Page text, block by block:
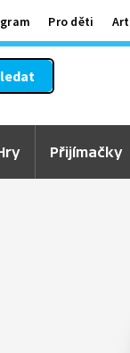
Pro děti Art
Přijímačky